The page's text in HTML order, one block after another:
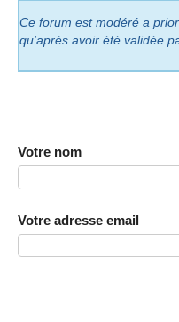
Ce forum est modéré a
qu’après avoir été validée
Votre nom
Votre adresse email